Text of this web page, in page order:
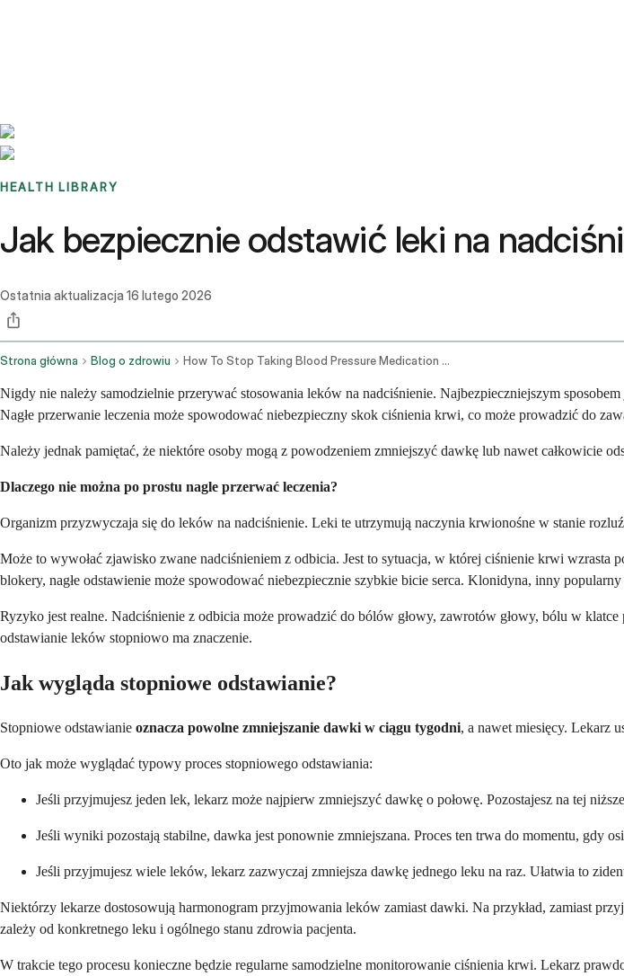
HEALTH LIBRARY
Jak bezpiecznie odstawić leki na
Ostatnia aktualizacja 16 lutego 2026
Strona główna Blog o zdrowiu How To Stop Taking Blood Pressure Medication Safely
Nigdy nie należy samodzielnie przerywać stosowania leków na nadciśnienie. Najbezpieczniejszym
Nagłe przerwanie leczenia może spowodować niebezpieczny skok ciśnienia krwi, co może prowadzić do
Należy jednak pamiętać, że niektóre osoby mogą z powodzeniem zmniejszyć dawkę lub nawet całkowicie
Dlaczego nie można po prostu nagle przerwać leczenia?
Organizm przyzwyczaja się do leków na nadciśnienie. Leki te utrzymują naczynia krwionośne w stanie
Może to wywołać zjawisko zwane nadciśnieniem z odbicia. Jest to sytuacja, w której ciśnienie krwi
blokery, nagłe odstawienie może spowodować niebezpiecznie szybkie bicie serca. Klonidyna, inny
Ryzyko jest realne. Nadciśnienie z odbicia może prowadzić do bólów głowy, zawrotów głowy, bólu w
odstawianie leków stopniowo ma znaczenie.
Jak wygląda stopniowe odstawianie?
Stopniowe odstawianie oznacza powolne zmniejszanie dawki w ciągu tygodni, a nawet miesięcy. Lekarz
Oto jak może wyglądać typowy proces stopniowego odstawiania:
Jeśli przyjmujesz jeden lek, lekarz może najpierw zmniejszyć dawkę o połowę. Pozostajesz na tej
Jeśli wyniki pozostają stabilne, dawka jest ponownie zmniejszana. Proces ten trwa do momentu, gdy
Jeśli przyjmujesz wiele leków, lekarz zazwyczaj zmniejsza dawkę jednego leku na raz. Ułatwia to
Niektórzy lekarze dostosowują harmonogram przyjmowania leków zamiast dawki. Na przykład, zamiast
zależy od konkretnego leku i ogólnego stanu zdrowia pacjenta.
W trakcie tego procesu konieczne będzie regularne samodzielne monitorowanie ciśnienia krwi. Lekarz